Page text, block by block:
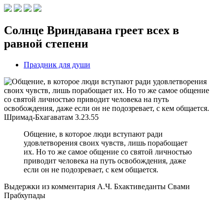
Солнце Вриндавана греет всех в
равной степени
Праздник для души
Шримад-Бхагаватам 3.23.55
Общение, в которое люди вступают ради
удовлетворения своих чувств, лишь порабощает
их. Но то же самое общение со святой личностью
приводит человека на путь освобождения, даже
если он не подозревает, с кем общается.
Выдержки из комментария А.Ч. Бхактиведанты Свами
Прабхупады